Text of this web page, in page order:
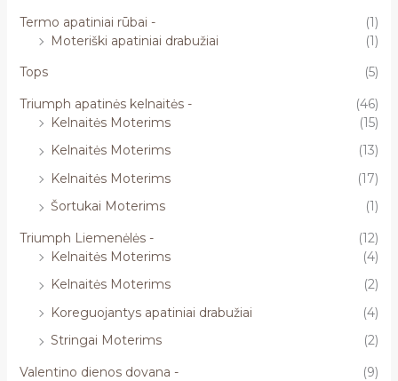
Termo apatiniai rūbai -
(1)
Moteriški apatiniai drabužiai
(1)
Tops
(5)
Triumph apatinės kelnaitės -
(46)
Kelnaitės Moterims
(15)
Kelnaitės Moterims
(13)
Kelnaitės Moterims
(17)
Šortukai Moterims
(1)
Triumph Liemenėlės -
(12)
Kelnaitės Moterims
(4)
Kelnaitės Moterims
(2)
Koreguojantys apatiniai drabužiai
(4)
Stringai Moterims
(2)
Valentino dienos dovana -
(9)